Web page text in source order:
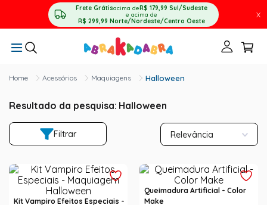
Frete Grátisacima deR$ 179,99 Sul/Sudeste
e acima de
R$ 299,99 Norte/Nordeste/Centro Oeste
X
Acessórios Maquiagens Halloween
Resultado da pesquisa: Halloween
Filtrar Relevância
Kit Vampiro Efeitos Especiais -
Queimadura Artificial - Color
Make